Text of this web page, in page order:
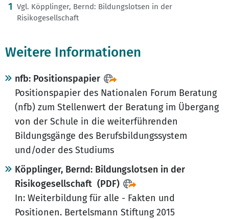
1 Vgl. Köpplinger, Bernd: Bildungslotsen in der
Risikogesellschaft
Weitere Informationen
nfb: Positionspapier
Positionspapier des Nationalen Forum Beratung
(nfb) zum Stellenwert der Beratung im Übergang
von der Schule in die weiterführenden
Bildungsgänge des Berufsbildungssystem
und/oder des Studiums
Köpplinger, Bernd: Bildungslotsen in der
Risikogesellschaft (PDF)
In: Weiterbildung für alle - Fakten und
Positionen. Bertelsmann Stiftung 2015